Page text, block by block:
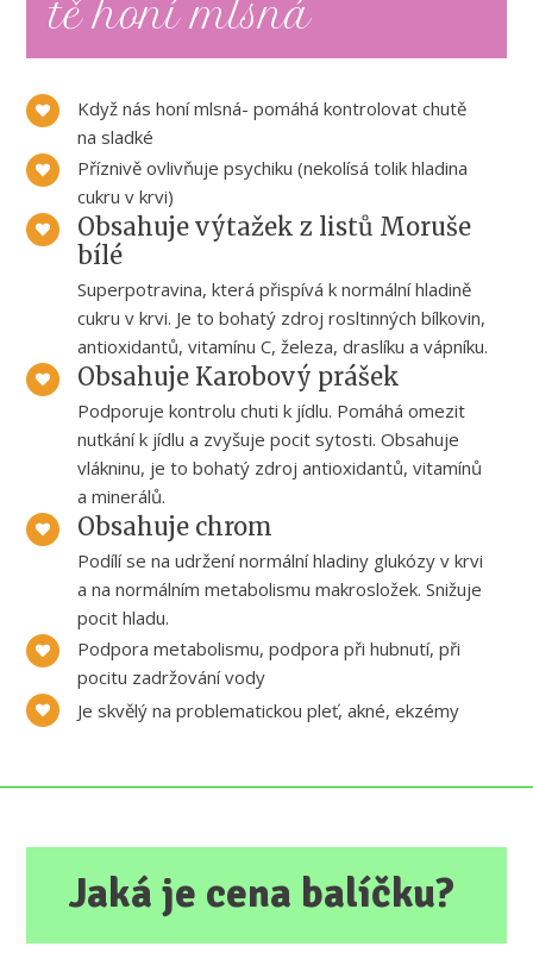
tě honí mlsná
Když nás honí mlsná- pomáhá kontrolovat chutě
na sladké
Příznivě ovlivňuje psychiku (nekolísá tolik hladina
cukru v krvi)
Obsahuje výtažek z listů Moruše
bílé
Superpotravina, která přispívá k normální hladině
cukru v krvi. Je to bohatý zdroj rosltinných bílkovin,
antioxidantů, vitamínu C, železa, draslíku a vápníku.
Obsahuje Karobový prášek
Podporuje kontrolu chuti k jídlu. Pomáhá omezit
nutkání k jídlu a zvyšuje pocit sytosti. Obsahuje
vlákninu, je to bohatý zdroj antioxidantů, vitamínů
a minerálů.
Obsahuje chrom
Podílí se na udržení normální hladiny glukózy v krvi
a na normálním metabolismu makrosložek. Snižuje
pocit hladu.
Podpora metabolismu, podpora při hubnutí, při
pocitu zadržování vody
Je skvělý na problematickou pleť, akné, ekzémy
Jaká je cena balíčku?